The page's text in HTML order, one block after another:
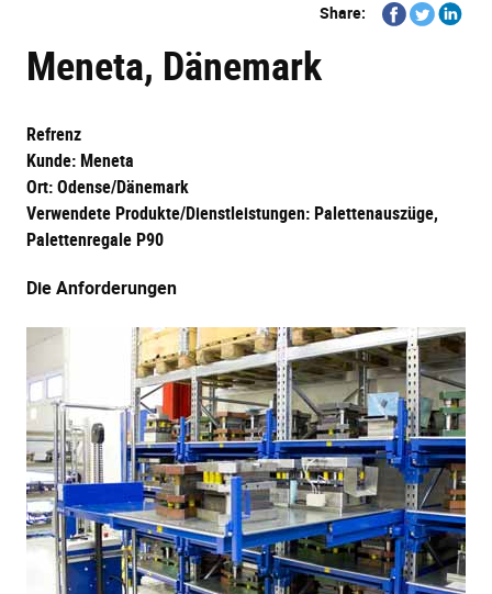
Share:
Share
on
Share
on
Share
Meneta, Dänemark
Refrenz
Kunde: Meneta
Ort: Odense/Dänemark
Verwendete Produkte/Dienstleistungen: Palettenauszüge,
Palettenregale P90
Die Anforderungen